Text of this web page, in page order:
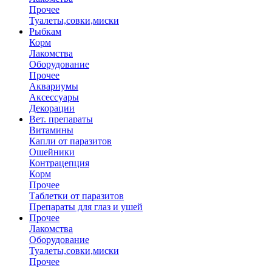
Прочее
Туалеты,совки,миски
Рыбкам
Корм
Лакомства
Оборудование
Прочее
Аквариумы
Аксессуары
Декорации
Вет. препараты
Витамины
Капли от паразитов
Ошейники
Контрацепция
Корм
Прочее
Таблетки от паразитов
Препараты для глаз и ушей
Прочее
Лакомства
Оборудование
Туалеты,совки,миски
Прочее